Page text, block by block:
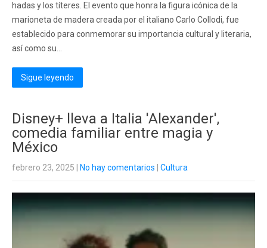
hadas y los títeres. El evento que honra la figura icónica de la
marioneta de madera creada por el italiano Carlo Collodi, fue
establecido para conmemorar su importancia cultural y literaria,
así como su...
Sigue leyendo
Disney+ lleva a Italia 'Alexander',
comedia familiar entre magia y
México
febrero 23, 2025 No hay comentarios Cultura